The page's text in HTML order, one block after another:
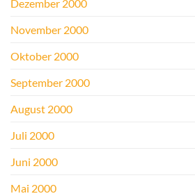
Dezember 2000
November 2000
Oktober 2000
September 2000
August 2000
Juli 2000
Juni 2000
Mai 2000